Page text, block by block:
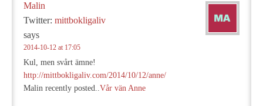
Malin
Twitter: mittbokligaliv
says
2014-10-12 at 17:05
Kul, men svårt ämne!
http://mittbokligaliv.com/2014/10/12/anne/
Malin recently posted..Vår vän Anne